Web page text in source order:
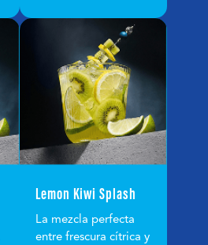
Lemon Kiwi Splash
La mezcla perfecta
entre frescura cítrica y